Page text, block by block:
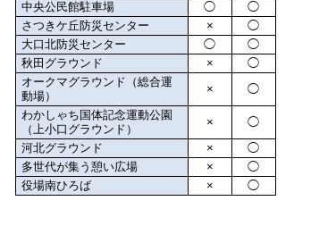
中央公民館駐車場
◯
◯
さつきケ丘防災センター
×
◯
大口北防災センター
◯
◯
秋田グラウンド
×
◯
オークマグラウンド（総合運
動場）
×
◯
わかしゃち国体記念運動公園
（上小口グラウンド）
×
◯
河北グラウンド
×
◯
多世代が集う憩い広場
×
◯
役場南ひろば
× ◯